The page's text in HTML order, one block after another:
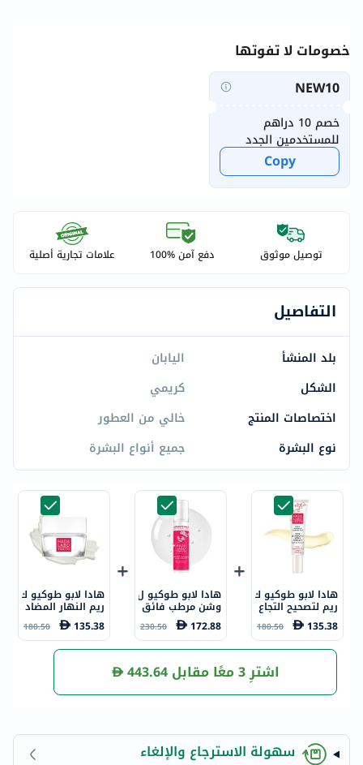
خصومات لا تفوتها
NEW10
خصم 10 دراهم
للمستخدمين الجدد
Copy
توصيل موثوق دفع آمن %100 علامات تجارية أصلية
التفاصيل
بلد المنشأ
اليابان
الشكل
كريمي
اختصاصات المنتج
خالي من العطور
نوع البشرة
جميع أنواع البشرة
هادا لابو طوكيو ك
ريم لتصحيح التجاع
يد العميقة لمنطق
ة العين والفم 15
مل
135.38
180.50
هادا لابو طوكيو ل
وشن مرطب فائق
مضاد للشيخوخة 1
50 مل
172.88
230.50
هادا لابو طوكيو ك
ريم النهار المضاد
للشيخوخة والمُقل
ل من التجاعيد 50
مل
135.38
180.50
اشترِ 3 معًا مقابل 443.64
سهولة الاسترجاع والإلغاء